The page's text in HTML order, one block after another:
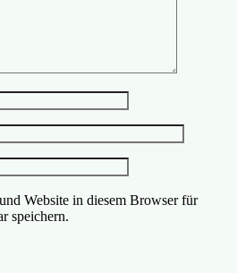
Website in diesem Browser für
speichern.